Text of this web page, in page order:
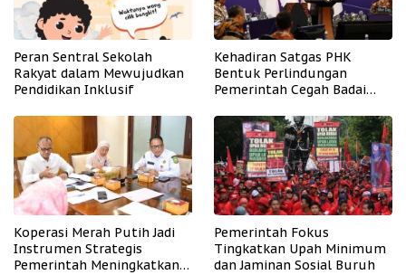
Peran Sentral Sekolah
Rakyat dalam Mewujudkan
Pendidikan Inklusif
Kehadiran Satgas PHK
Bentuk Perlindungan
Pemerintah Cegah Badai
Koperasi Merah Putih Jadi
Instrumen Strategis
Pemerintah Meningkatkan
Pemerintah Fokus
Tingkatkan Upah Minimum
dan Jaminan Sosial Buruh